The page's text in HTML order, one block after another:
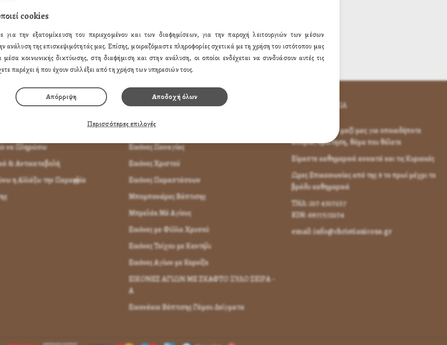
να Πληρώσω
& Αντικαταβολή
η Αλλάζω την Παραγγελία
ΤΑ ΠΡΟΪΟΝΤΑ ΜΑΣ
Εικόνες Αγίων
Εικόνες Παναγίας
Εικόνες Χριστού
Εικόνες Παραστάσεων
Μπομπονιέρες Βάπτισης
Μπρελόκ Μέ Αγίους
Εικόνες με Φύλλα Χρυσού
Εικόνες Τοίχου με Καντήλι
Εικόνες Αγίων με Κορνίζα
ΕΙΚΟΝΕΣ ΑΓΙΩΝ ΜΕ ΣΚΑΦΤΟ ΞΥΛΟ ΣΕΙΡΑ -
Α
Εικονάκια Βάπτισης Γάμου Δείγματα
ΕΠΙΚΟΙΝΩΝΊΑ
Επικοινωνήστε μαζί μας για οποιαδήποτε
απορία, ερώτηση, θέμα που θέλετε
Είμαστε καθημερινά ανοικτά και τις Κυριακές
Ωρες Επικοινωνίας από της 9 το πρωί μέχρι το
βράδυ καθημερινά
ΤΗΛ: 210 4310257
KIN: 6977572104
email: info@christianicons.gr
cookies
για την εξατομίκευση του περιεχομένου και των διαφημίσεων, για την παροχή λειτουργιών των μέσων
ανάλυση της επισκεψιμότητάς μας. Επίσης, μοιραζόμαστε πληροφορίες σχετικά με τη χρήση του ιστότοπου μας
κοινωνικής δικτύωσης, στη διαφήμιση και στην ανάλυση, οι οποίοι ενδέχεται να συνδυάσουν αυτές τις
παρέχει ή που έχουν συλλέξει από τη χρήση των υπηρεσιών τους.
Απόρριψη Αποδοχή όλων
Περισσότερες επιλογές